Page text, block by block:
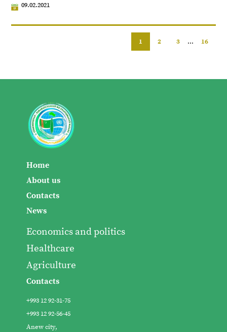
09.02.2021
1 2 3 ... 16
Home
About us
Contacts
News
Economics and politics
Healthcare
Agriculture
Contacts
+993 12 92-31-75
+993 12 92-56-45
Anew city,